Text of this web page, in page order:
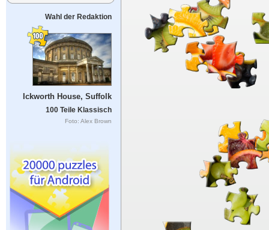
Wahl der Redaktion
Ickworth House, Suffolk
100 Teile Klassisch
Foto: Alex Brown